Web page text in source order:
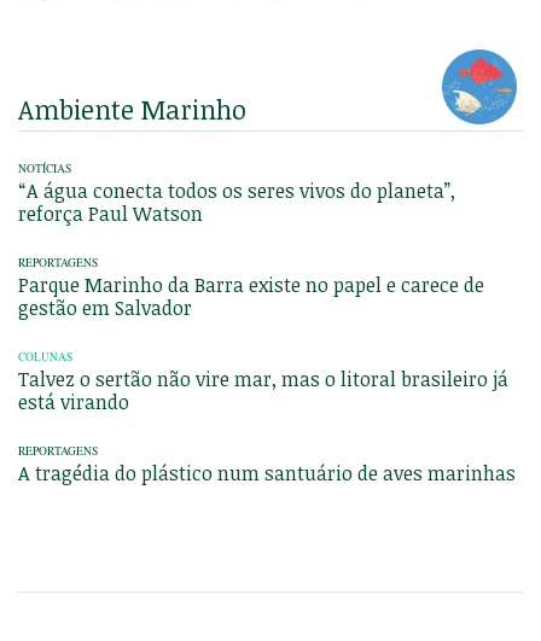
Ambiente Marinho
NOTÍCIAS
“A água conecta todos os seres vivos do planeta”,
reforça Paul Watson
REPORTAGENS
Parque Marinho da Barra existe no papel e carece de
gestão em Salvador
COLUNAS
Talvez o sertão não vire mar, mas o litoral brasileiro já
está virando
REPORTAGENS
A tragédia do plástico num santuário de aves marinhas